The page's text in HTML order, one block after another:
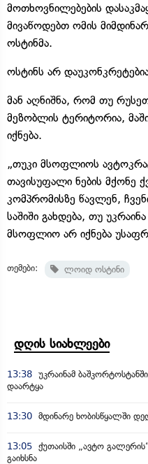
მოთხოვნილებების
მივაწოდებთ ომის
ოსტინმა.
ოსტინს არ
მან აღნიშნა, რომ თუ
მეზობლის ტერიტორია,
იქნება.
„თუკი მსოფლიოს
თავისუფალი ნების მქონე
კომპრომისზე წავლენ,
საშიში გახდება, თუ
მსოფლიო არ იქნება
თემები: ლოიდ ოსტინი
დღის სიახლეები
13:38 უკრაინამ
დაარტყა
13:30 მდინარე ხობისწყალში
13:05 ქუთაისში „ავტო
გაიხსნა